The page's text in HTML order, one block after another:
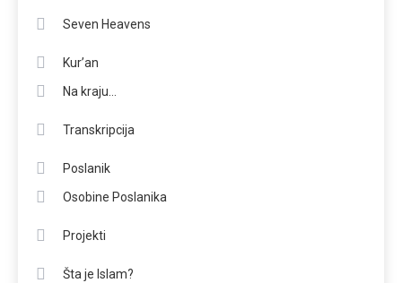
Seven Heavens
Kur’an
Na kraju…
Transkripcija
Poslanik
Osobine Poslanika
Projekti
Šta je Islam?